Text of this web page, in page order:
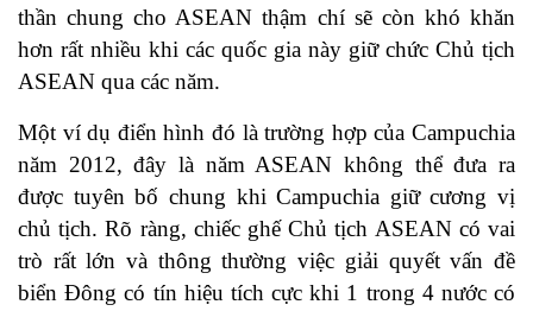
thần chung cho ASEAN thậm chí sẽ còn khó khăn
hơn rất nhiều khi các quốc gia này giữ chức Chủ tịch
ASEAN qua các năm.
Một ví dụ điển hình đó là trường hợp của Campuchia
năm 2012, đây là năm ASEAN không thể đưa ra
được tuyên bố chung khi Campuchia giữ cương vị
chủ tịch. Rõ ràng, chiếc ghế Chủ tịch ASEAN có vai
trò rất lớn và thông thường việc giải quyết vấn đề
biển Đông có tín hiệu tích cực khi 1 trong 4 nước có